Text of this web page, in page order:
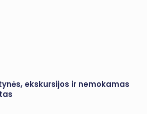
ekskursijos ir nemokamas